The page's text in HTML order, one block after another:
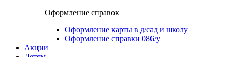
Оформление справок
Оформление карты в д/сад и школу
Оформление справки 086/у
Акции